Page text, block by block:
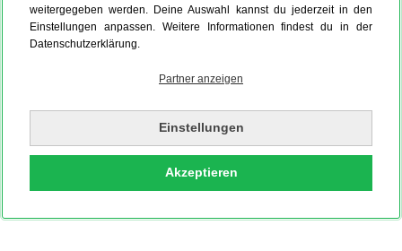
weitergegeben werden. Deine Auswahl kannst du jederzeit in den
Einstellungen anpassen. Weitere Informationen findest du in der
Datenschutzerklärung.
Partner anzeigen
Einstellungen
Akzeptieren